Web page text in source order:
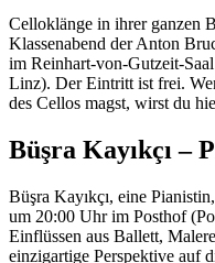
Celloklänge in ihrer ganzen
Klassenabend der Anton
im Reinhart-von-Gutzeit-
Linz). Der Eintritt ist frei.
des Cellos magst, wirst du
Büşra Kayıkçı –
Büşra Kayıkçı, eine
um 20:00 Uhr im Posthof
Einflüssen aus Ballett,
einzigartige Perspektive auf